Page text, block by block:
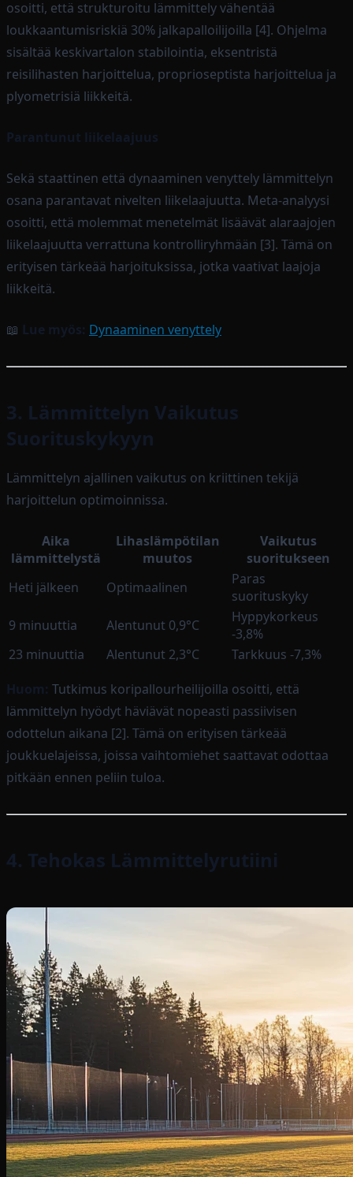
osoitti, että strukturoitu lämmittely vähentää
loukkaantumisriskiä 30% jalkapalloilijoilla [4]. Ohjelma
sisältää keskivartalon stabilointia, eksentristä
reisilihasten harjoittelua, proprioseptista harjoittelua ja
plyometrisiä liikkeitä.
Parantunut liikelaajuus
Sekä staattinen että dynaaminen venyttely lämmittelyn
osana parantavat nivelten liikelaajuutta. Meta-analyysi
osoitti, että molemmat menetelmät lisäävät alaraajojen
liikelaajuutta verrattuna kontrolliryhmään [3]. Tämä on
erityisen tärkeää harjoituksissa, jotka vaativat laajoja
liikkeitä.
📖 Lue myös: Dynaaminen venyttely
3. Lämmittelyn Vaikutus
Suorituskykyyn
Lämmittelyn ajallinen vaikutus on kriittinen tekijä
harjoittelun optimoinnissa.
Aika
lämmittelystä
Lihaslämpötilan
muutos
Vaikutus
suoritukseen
Heti jälkeen
Optimaalinen
Paras
suorituskyky
9 minuuttia
Alentunut 0,9°C
Hyppykorkeus
-3,8%
23 minuuttia
Alentunut 2,3°C
Tarkkuus -7,3%
Huom: Tutkimus koripallourheilijoilla osoitti, että
lämmittelyn hyödyt häviävät nopeasti passiivisen
odottelun aikana [2]. Tämä on erityisen tärkeää
joukkuelajeissa, joissa vaihtomiehet saattavat odottaa
pitkään ennen peliin tuloa.
4. Tehokas Lämmittelyrutiini